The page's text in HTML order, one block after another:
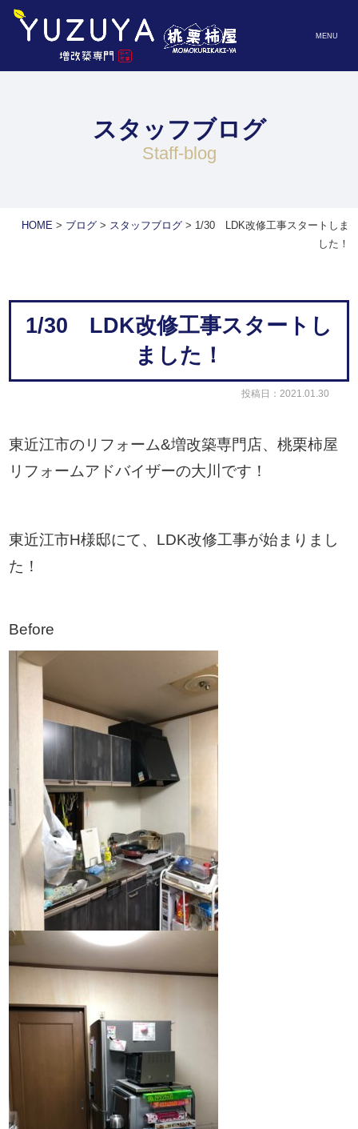
MENU
スタッフブログ
staff-blog
HOME> ブログ> スタッフブログ> 1/30 LDK改修工事スタートしま
した！
1/30 LDK改修工事スタートし
ました！
投稿日：2021.01.30
東近江市のリフォーム&増改築専門店、桃栗柿屋
リフォームアドバイザーの大川です！
東近江市H様邸にて、LDK改修工事が始まりまし
た！
Before